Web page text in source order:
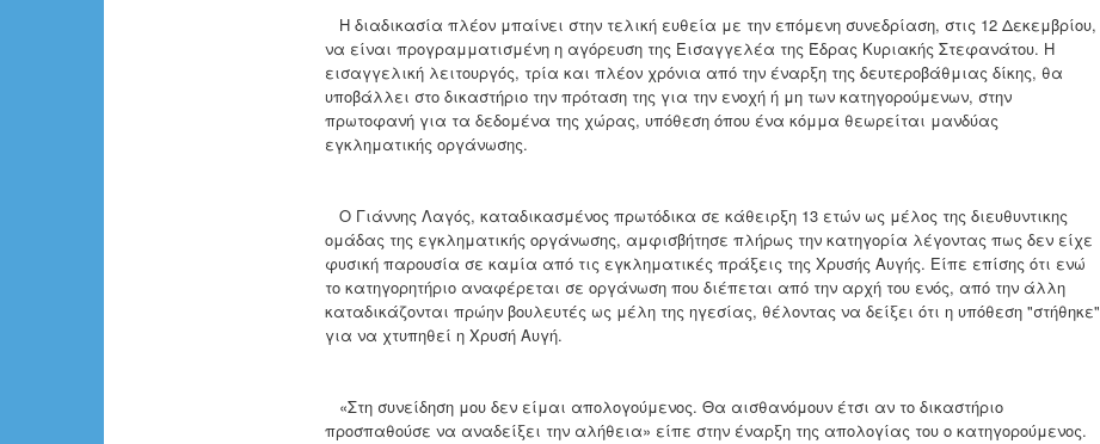
Η διαδικασία πλέον μπαίνει στην τελική ευθεία με την επόμενη συνεδρίαση, στις 12 Δεκεμβρίου,
να είναι προγραμματισμένη η αγόρευση της Εισαγγελέα της Έδρας Κυριακής Στεφανάτου. Η
εισαγγελική λειτουργός, τρία και πλέον χρόνια από την έναρξη της δευτεροβάθμιας δίκης, θα
υποβάλλει στο δικαστήριο την πρόταση της για την ενοχή ή μη των κατηγορούμενων, στην
πρωτοφανή για τα δεδομένα της χώρας, υπόθεση όπου ένα κόμμα θεωρείται μανδύας
εγκληματικής οργάνωσης.
Ο Γιάννης Λαγός, καταδικασμένος πρωτόδικα σε κάθειρξη 13 ετών ως μέλος της διευθυντικης
ομάδας της εγκληματικής οργάνωσης, αμφισβήτησε πλήρως την κατηγορία λέγοντας πως δεν είχε
φυσική παρουσία σε καμία από τις εγκληματικές πράξεις της Χρυσής Αυγής. Είπε επίσης ότι ενώ
το κατηγορητήριο αναφέρεται σε οργάνωση που διέπεται από την αρχή του ενός, από την άλλη
καταδικάζονται πρώην βουλευτές ως μέλη της ηγεσίας, θέλοντας να δείξει ότι η υπόθεση "στήθηκε"
για να χτυπηθεί η Χρυσή Αυγή.
«Στη συνείδηση μου δεν είμαι απολογούμενος. Θα αισθανόμουν έτσι αν το δικαστήριο
προσπαθούσε να αναδείξει την αλήθεια» είπε στην έναρξη της απολογίας του ο κατηγορούμενος.